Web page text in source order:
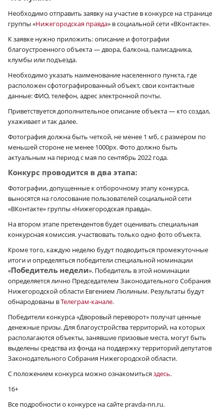
Необходимо отправить заявку на участие в конкурсе на странице
группы «Нижегородская правда» в социальной сети «ВКонтакте».
К заявке нужно приложить: описание и фотографии
благоустроенного объекта — двора, балкона, палисадника,
клумбы или подъезда.
Необходимо указать наименование населенного пункта, где
расположен сфотографированный объект, свои контактные
данные: ФИО, телефон, адрес электронной почты.
Приветствуется дополнительное описание объекта — кто создал,
ухаживает и так далее.
Фотография должна быть четкой, не менее 1 мб, с размером по
меньшей стороне не менее 1000px. Фото должно быть
актуальным на период с мая по сентябрь 2022 года.
Конкурс проводится в два этапа:
Фотографии, допущенные к отборочному этапу конкурса,
выносятся на голосование пользователей социальной сети
«ВКонтакте» группы «Нижегородская правда».
На втором этапе претендентов будет оценивать специальная
конкурсная комиссия. участвовать только одно фото объекта.
Кроме того, каждую неделю будут подводиться промежуточные
итоги и определяться победители специальной номинации
«Победитель недели». Победитель в этой номинации
определяется лично Председателем Законодательного Собрания
Нижегородской области Евгением Люлиным. Результаты будут
обнародованы вТелеграм-канале.
Победители конкурса «Дворовый переворот» получат ценные
денежные призы. Для благоустройства территорий, на которых
располагаются объекты, занявшие призовые места, могут быть
выделены средства из фонда на поддержку территорий депутатов
Законодательного Собрания Нижегородской области.
С положением конкурса можно ознакомиться здесь.
16+
Все подробности о конкурсе на сайте pravda-nn.ru.